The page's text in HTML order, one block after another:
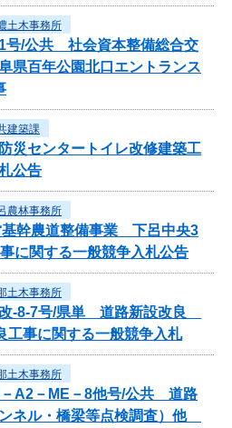
土木事務所
1号/公共 社会資本整備総合交
県百年公園北口エントランス
建築課
災センタートイレ改修建築工
公告
農林事務所
基幹農道整備事業 下呂中央3
に関する一般競争入札公告
土木事務所
改-8-7号/県単 道路新設改良
工事に関する一般競争入札
土木事務所
－A2－ME－8他号/公共 道路
ネル・橋梁等点検調査）他